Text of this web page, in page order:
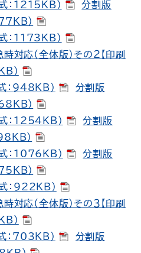
：1215KB）
分割版
）
：1173KB）
応（全体版）その２【印刷
）
：948KB）
分割版
）
：1254KB）
分割版
）
：1076KB）
分割版
）
：922KB）
応（全体版）その３【印刷
）
：703KB）
分割版